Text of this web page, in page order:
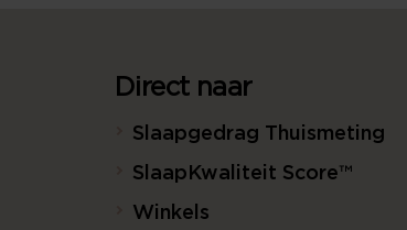
Direct naar
Slaapgedrag Thuismeting
SlaapKwaliteit Score™
Winkels